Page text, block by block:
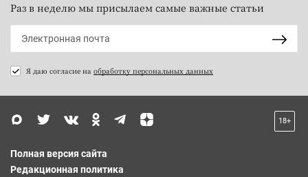
Раз в неделю мы присылаем самые важные статьи
Я даю согласие на обработку персональных данных
18+
Полная версия сайта
Редакционная политика